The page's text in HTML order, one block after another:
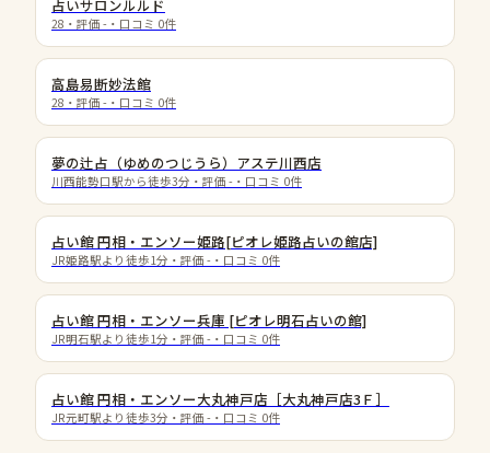
占いサロンルルド
28 ・評価 - ・口コミ 0件
高島易断妙法館
28 ・評価 - ・口コミ 0件
夢の辻占（ゆめのつじうら）アステ川西店
川西能勢口駅から徒歩3分 ・評価 - ・口コミ 0件
占い館 円相・エンソー姫路[ピオレ姫路占いの館店]
JR姫路駅より徒歩1分 ・評価 - ・口コミ 0件
占い館 円相・エンソー兵庫 [ピオレ明石占いの館]
JR明石駅より徒歩1分 ・評価 - ・口コミ 0件
占い館 円相・エンソー大丸神戸店［大丸神戸店3Ｆ］
JR元町駅より徒歩3分 ・評価 - ・口コミ 0件